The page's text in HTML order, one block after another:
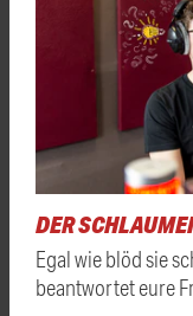
DER
Egal wie blöd sie
beantwortet eure